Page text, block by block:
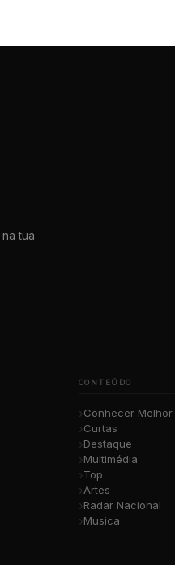
tua
CONTEÚDO
Conhecer Melhor
Curtas
Destaque
Multimédia
Top
Artes
Radar Nacional
Musica